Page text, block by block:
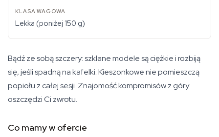
Lekka (poniżej 150 g)
Bądź ze sobą szczery: szklane modele są ciężkie i rozbiją
się, jeśli spadną na kafelki. Kieszonkowe nie pomieszczą
popiołu z całej sesji. Znajomość kompromisów z góry
oszczędzi Ci zwrotu.
Co mamy w ofercie